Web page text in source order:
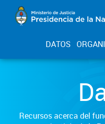
DATOS
Recursos acerca del